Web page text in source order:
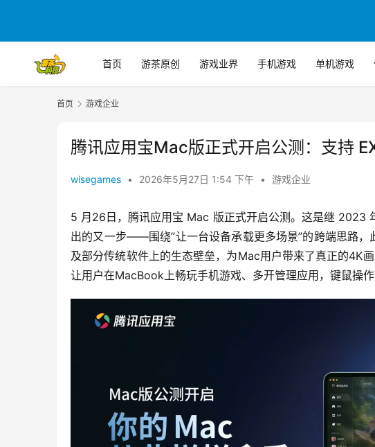
首页 游茶原创 游戏业界 手机游戏 单机游戏
首页 游戏企业
腾讯应用宝Mac版正式开启公测：支持
wisegames • 2026年5月27日 1:54 下午 • 游戏企业
5 月26日，腾讯应用宝 Mac 版正式开启公测。这是继 2023
出的又一步——围绕”让一台设备承载更多场景”的跨端思路
及部分传统软件上的生态壁垒，为Mac用户带来了真正的4K
让用户在MacBook上畅玩手机游戏、多开管理应用，键鼠操作